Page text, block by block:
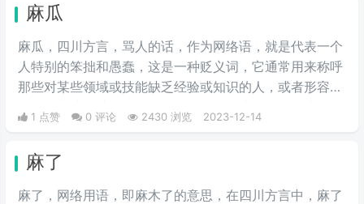
麻瓜
麻瓜，四川方言，骂人的话，作为网络语，就是代表一个
人特别的笨拙和愚蠢，这是一种贬义词，它通常用来称呼
那些对某些领域或技能缺乏经验或知识的人，或者形容一
时常看到网友之间互相对喷麻瓜、孤儿这样的词，尤其是
1 点赞 0 评论 2430 浏览 2023-12-14
麻了
麻了，网络用语，即麻木了的意思，在四川方言中，麻了